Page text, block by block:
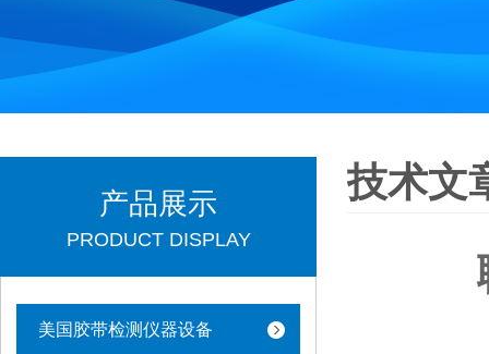
产品展示
PRODUCT DISPLAY
美国胶带检测仪器设备
技术文